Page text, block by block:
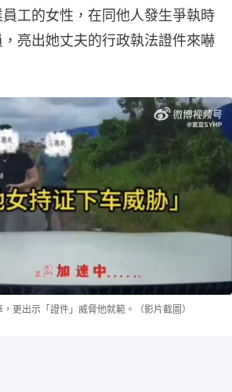
工的女性，在同他人發生爭執時
亮出她丈夫的行政執法證件來嚇
更出示「證件」威脅他就範。（影片截圖）